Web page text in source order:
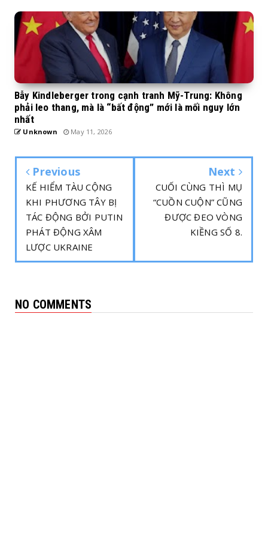
Bẫy Kindleberger trong cạnh tranh Mỹ-Trung: Không
phải leo thang, mà là “bất động” mới là mối nguy lớn
nhất
Unknown May 11, 2026
Previous
KẾ HIỂM TÀU CỘNG
KHI PHƯƠNG TÂY BỊ
TÁC ĐỘNG BỞI PUTIN
PHÁT ĐỘNG XÂM
LƯỢC UKRAINE
Next
CUỐI CÙNG THÌ MỤ
“CUỒN CUỘN” CŨNG
ĐƯỢC ĐEO VÒNG
KIỀNG SỐ 8.
NO COMMENTS